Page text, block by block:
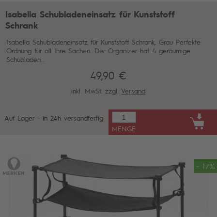
Isabella Schubladeneinsatz für Kunststoff
Schrank
Isabella Schubladeneinsatz für Kunststoff Schrank, Grau Perfekte
Ordnung für all Ihre Sachen. Der Organizer hat 4 geräumige
Schubladen...
49,90 €
inkl. MwSt. zzgl. Versand
Auf Lager - in 24h versandfertig
MENGE
- 17%